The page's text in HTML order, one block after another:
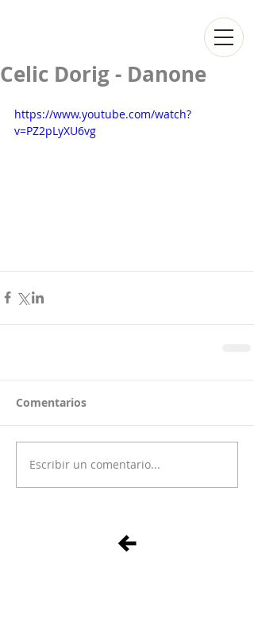
Celic Dorig - Danone
https://www.youtube.com/watch?
v=PZ2pLyXU6vg
Comentarios
Escribir un comentario...